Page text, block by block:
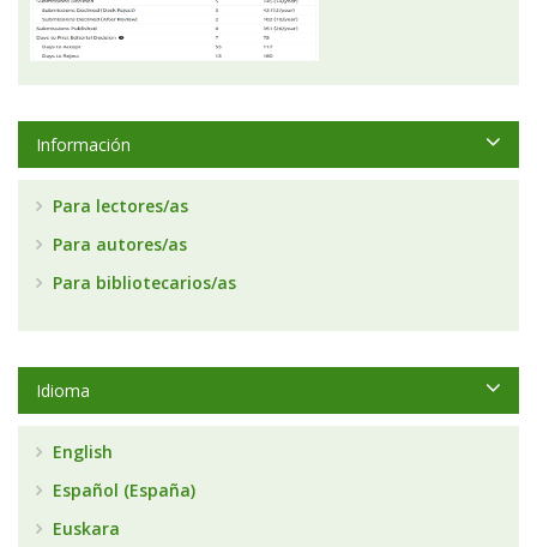
Información
Para lectores/as
Para autores/as
Para bibliotecarios/as
Idioma
English
Español (España)
Euskara